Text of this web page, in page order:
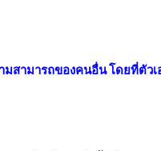
สามารถของคนอื่น โดยที่